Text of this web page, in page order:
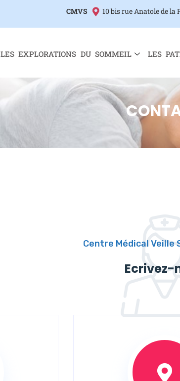
CMVS 10 bis rue Anatole de la
LES EXPLORATIONS DU SOMMEIL LES
Centre Médical Veille
Ecrivez-